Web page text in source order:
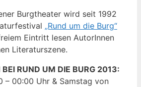
Burgtheater wird seit 1992
„Rund um die Burg“
Eintritt lesen AutorInnen
Literaturszene.
BEI RUND UM DIE BURG 2013:
– 00:00 Uhr & Samstag von